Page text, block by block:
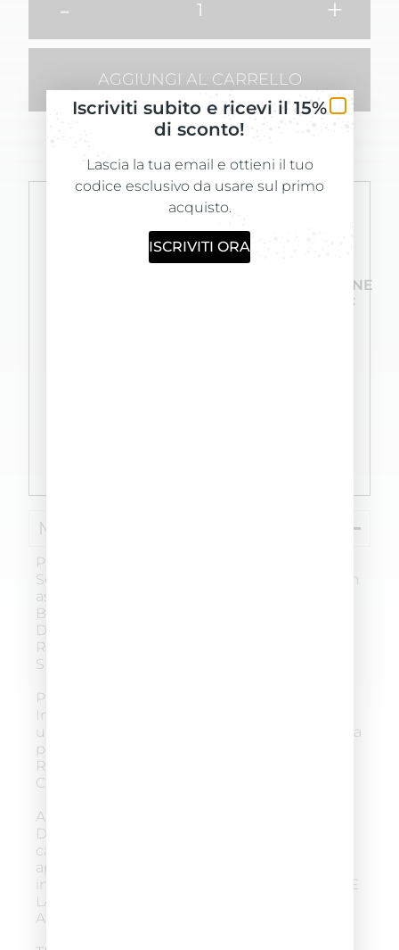
- +
AGGIUNGI AL CARRELLO
CONFEZIONE
CONTIENE:
Modo d'uso
PREPARAZIONE
Se vestiti proteggere gli abiti appoggiando un
asciugamano scuro sulle spalle. AGITARE
BENE COLOR ACTIVATOR FOAM PRIMA
DELL’USO. PER IL PRIMO UTILIZZO
ROMPERE IL SIGILLO DI GARANZIA
SPINGENDO LA PUNTA DELL’EROGATORE.
PREPARAZIONE APPLICAZIONE
Indossare i guanti in dotazione ed erogare
una piccola quantità di prodotto sulla spazzola
per poi procedere all’applicazione. PER
RIUTILIZZARE I GUANTI SCIACQUARLI CON
CURA.
APPLICAZIONE
Distribuire il prodotto uniformemente sui
capelli asciutti. La schiuma può essere
applicata su tutti i capelli o solo sulle zone
interessate. AL TERMINE DELL’APPLICAZIONE
LAVARE LA SPAZZOLA IN DOTAZIONE CON
ABBONDANTE ACQUA.
Iscriviti subito e ricevi il 15%
di sconto!
Lascia la tua email e ottieni il tuo
codice esclusivo da usare sul primo
acquisto.
ISCRIVITI ORA